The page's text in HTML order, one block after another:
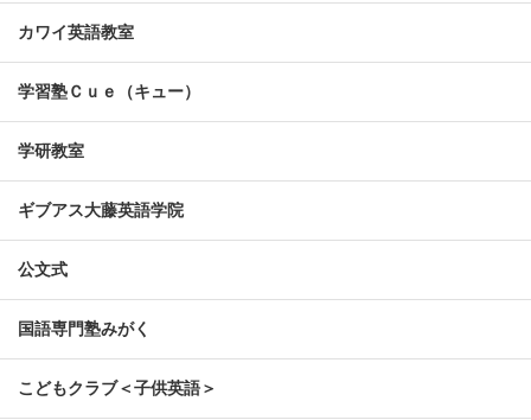
カワイ英語教室
学習塾Ｃｕｅ（キュー）
学研教室
ギブアス大藤英語学院
公文式
国語専門塾みがく
こどもクラブ＜子供英語＞